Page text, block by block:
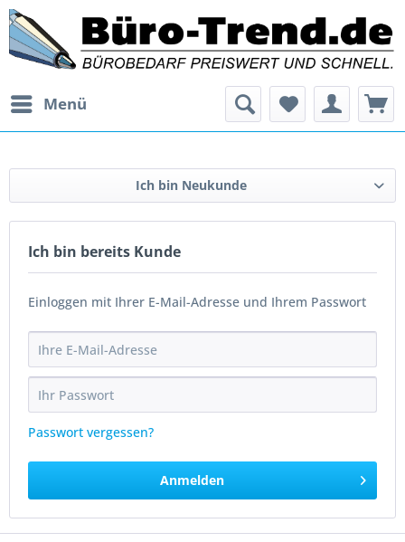
Menü
Ich bin Neukunde
Ich bin bereits Kunde
Einloggen mit Ihrer E-Mail-Adresse und Ihrem Passwort
Passwort vergessen?
Anmelden